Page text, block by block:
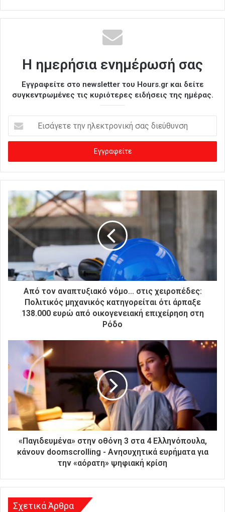
Η ημερήσια ενημέρωσή σας
Εγγραφείτε στο newsletter του Hours.gr και δείτε
συγκεντρωμένες τις κυριότερες ειδήσεις της ημέρας.
σ
γ
ε
τ
η
ν
κ
τ
ή
α
ι
ε
ύ
θ
Από τον αναπτυξιακό νόμο... στις χειροπέδες:
Πολιτικός μηχανικός κατηγορείται ότι άρπαξε
138.000 ευρώ από οικογενειακή επιχείρηση στη
Ρόδο
«Παγιδευμένα» στην οθόνη 3 στα 4 Ελληνόπουλα,
κάνουν doomscrolling - Ανησυχητικά ευρήματα για
την «αόρατη» ψηφιακή κρίση
Σχετικά Άρθρα